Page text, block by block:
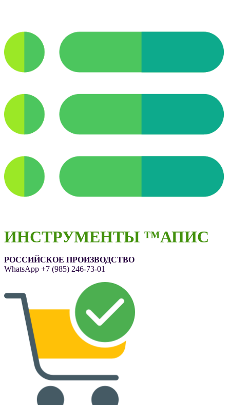
ИНСТРУМЕНТЫ ™АПИС
РОССИЙСКОЕ ПРОИЗВОДСТВО
WhatsApp +7 (985) 246-73-01